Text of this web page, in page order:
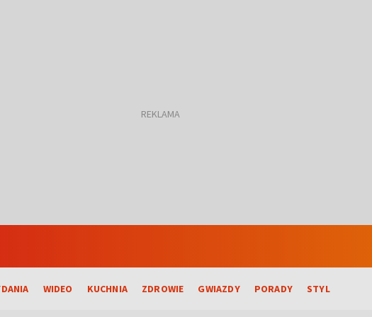
WIDEO KUCHNIA ZDROWIE GWIAZDY PORADY STYL